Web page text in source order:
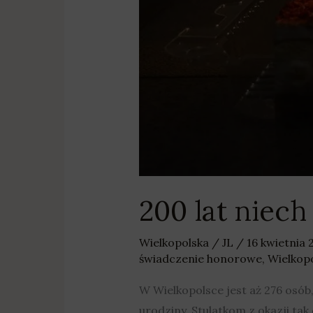
200 lat
Wielkopolska/ JL / 16 kwietnia
świadczenie honorowe,
W Wielkopolsce jest aż 276